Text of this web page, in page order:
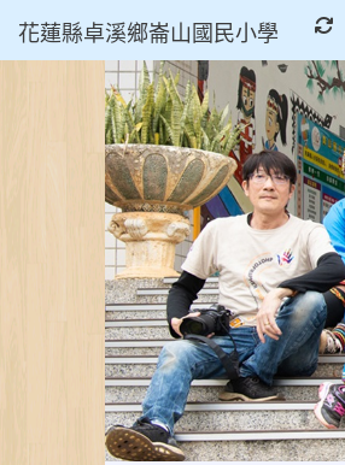
花蓮縣卓溪鄉崙山國民小學